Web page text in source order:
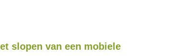
slopen van een mobiele